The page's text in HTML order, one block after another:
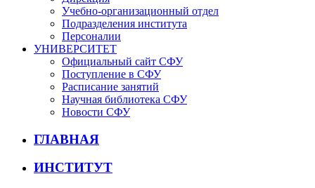
Учебно-организационный отдел
Подразделения института
Персоналии
УНИВЕРСИТЕТ
Официальный сайт СФУ
Поступление в СФУ
Расписание занятий
Научная библиотека СФУ
Новости СФУ
ГЛАВНАЯ
ИНСТИТУТ